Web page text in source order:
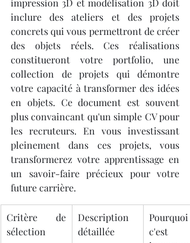
impression 3D et modélisation 3D doit
inclure des ateliers et des projets
concrets qui vous permettront de créer
des objets réels. Ces réalisations
constitueront votre portfolio, une
collection de projets qui démontre
votre capacité à transformer des idées
en objets. Ce document est souvent
plus convaincant qu'un simple CV pour
les recruteurs. En vous investissant
pleinement dans ces projets, vous
transformerez votre apprentissage en
un savoir-faire précieux pour votre
future carrière.
Critère de
sélection
Description
détaillée
Pourquoi
c'est